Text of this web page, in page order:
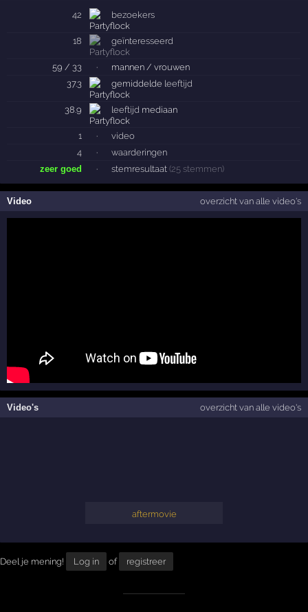
42 bezoekers
18 geïnteresseerd
59 / 33 ·
mannen / vrouwen
37.3
gemiddelde leeftijd
38.9 leeftijd mediaan
1 ·
video
4
·
waarderingen
zeer goed
· stemresultaat (25 stemmen)
Video overzicht van alle video's
Video's overzicht van alle video's
aftermovie
Deel je mening! Log in of registreer